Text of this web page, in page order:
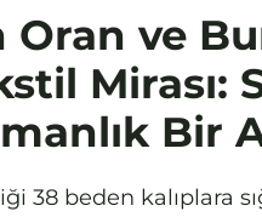
Oran ve
Mirası:
Bir
38 beden kalıplara